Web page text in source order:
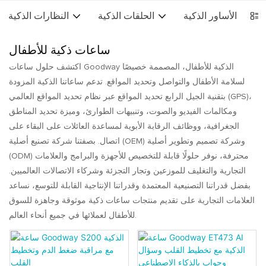
النظارات الذكية الحلقات الذكية الأساور الذكية
ساعات ذكية للأطفال
اكتشف حلول ساعات Goodway الذكية للأطفال، المصممة خصيصًا
لسلامة الأطفال والتواصل وتحديد المواقع. تدعم ساعاتنا الذكية المزودة
بتقنية الجيل الرابع تحديد المواقع عبر نظام تحديد المواقع العالمي (GPS)،
ومكالمات الفيديو والصوت، وتنبيهات الطوارئ، وميزة تحديد المناطق
الجغرافية، ووظائف الرقابة الأبوية لمساعدة العائلات على البقاء على
اتصال. بصفتنا شركة تصنيع أصلية (OEM) وشركة تصميم وتطوير أصلية
(ODM) محترفة، نوفر حلولًا قابلة للتخصيص للأجهزة والبرامج والعلامات
التجارية والتغليف للموزعين وتجار التجزئة وشركاء الاتصالات العالميين.
بفضل قدراتنا التصنيعية المعتمدة وقدراتنا الإنتاجية القابلة للتوسع، نساعد
العلامات التجارية على تقديم منتجات ساعات ذكية موثوقة وجاهزة للسوق
للأطفال لعملائها في جميع أنحاء العالم.